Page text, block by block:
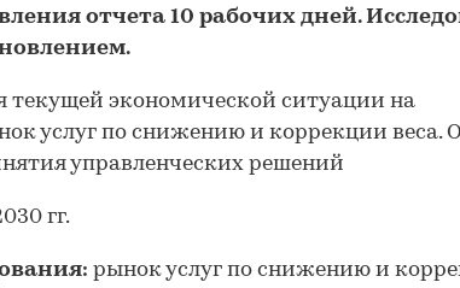
отчета 10 рабочих дней.
текущей экономической ситуации на
услуг по снижению и коррекции веса.
управленческих решений
гг.
рынок услуг по снижению и